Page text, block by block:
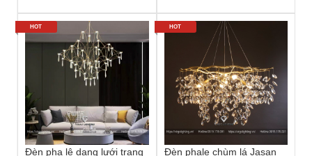
Đèn pha lê dạng lưới trang
HOT
Đèn phale chùm lá Jasan
HOT